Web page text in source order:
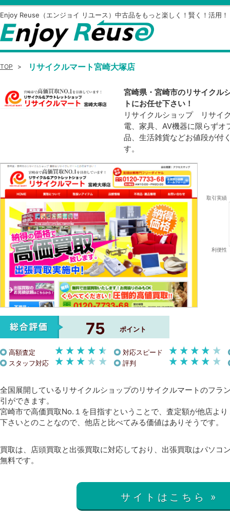
Enjoy Reuse（エンジョイ リユース）中古品をもっと楽しく！賢く！活用！
TOP > リサイクルマート宮崎大塚店
宮崎県・宮崎市のリサイクル
トにお任せ下さい！
リサイクルショップ リサイ
電、家具、AV機器に限らず
品、生活雑貨などお値段が付
す。
75 ポイント
高額査定
対応スピード
スタッフ対応
評判
全国展開しているリサイクルショップのリサイクルマートのフラ
引ができます。
宮崎市で高価買取No.１を目指すということで、査定額が他店よ
下さいとのことなので、他店と比べてみる価値はありそうです。
買取は、店頭買取と出張買取に対応しており、出張買取はパソコ
無料です。
サイトはこちら